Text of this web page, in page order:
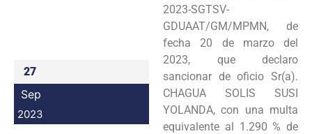
27
Sep
2023
2023-SGTSV-
GDUAAT/GM/MPMN, de
fecha 20 de marzo del
2023, que declaro
sancionar de oficio Sr(a).
CHAGUA SOLIS SUSI
YOLANDA, con una multa
equivalente al 1.290 % de